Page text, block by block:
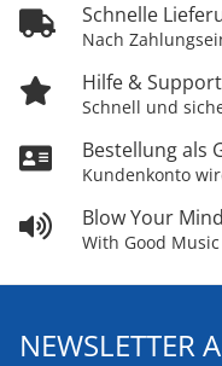
Schnelle
Nach
Hilfe & Support
Schnell und
Bestellung als
Kundenkonto
Blow Your Mind
With Good Music
NEWSLETTER